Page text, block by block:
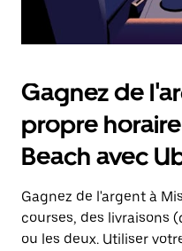
Gagnez de
propre
Beach avec
Gagnez de l'argent à
courses, des livraisons
ou les deux. Utiliser